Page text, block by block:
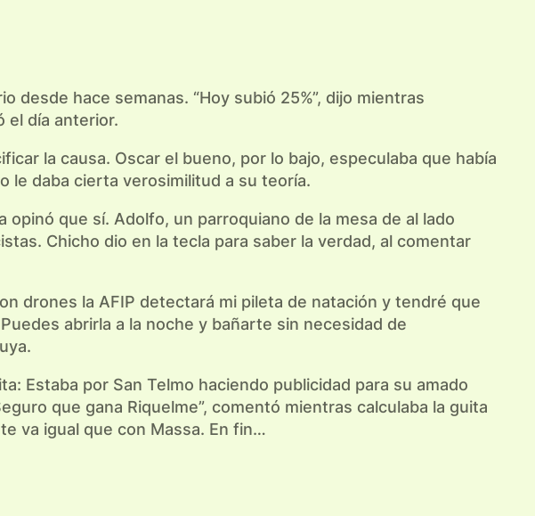
desde hace semanas. “Hoy subió 25%”, dijo mientras
el día anterior.
la causa. Oscar el bueno, por lo bajo, especulaba que había
le daba cierta verosimilitud a su teoría.
que sí. Adolfo, un parroquiano de la mesa de al lado
Chicho dio en la tecla para saber la verdad, al comentar
drones la AFIP detectará mi pileta de natación y tendré que
abrirla a la noche y bañarte sin necesidad de
Estaba por San Telmo haciendo publicidad para su amado
que gana Riquelme”, comentó mientras calculaba la guita
va igual que con Massa. En fin…